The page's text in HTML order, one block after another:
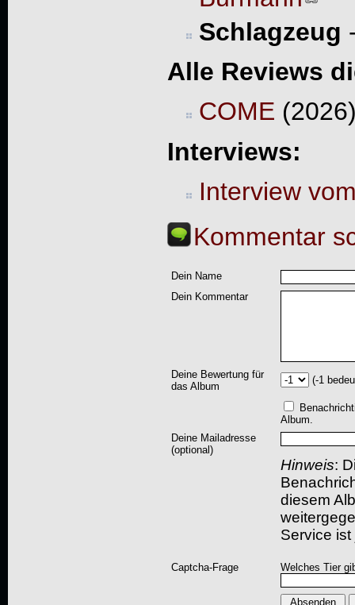
Schlagzeug
Alle Reviews
COME
Interviews:
Interview
Kommentar
Dein Name
Dein Kommentar
Deine Bewertung für
das Album
(-1
Album.
Deine Mailadresse
(optional)
Hinweis:
diesem
Service
Captcha-Frage Welches Tier